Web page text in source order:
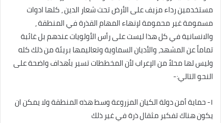
مستخدمين رداء مزيف على الأرض تحت شعار الدين ، كلها ادوات
مسمومة غير محمومة لإنهاء المهام القذرة في المنطقة ،
والانسانية في كل هذا ليست على رأس الأولويات عندهم بل غائبة
تماماً عن المشهد، والأديان السماوية وتعاليمها بريئة من ذلك كله
وليس لها محلاً من الإعراب لأن المخططات تسير بأهداف واضحة على
النحو التالي:-
١- حماية أمن دولة الكيان المزروعة وسط هذه المنطقة ولا يمكن ان
يكون هناك تفكير مثقال ذرة في غير ذلك